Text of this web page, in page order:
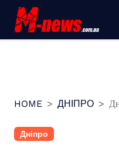
Перейти
вмісту
HOME ДНІПРО
Дніпро